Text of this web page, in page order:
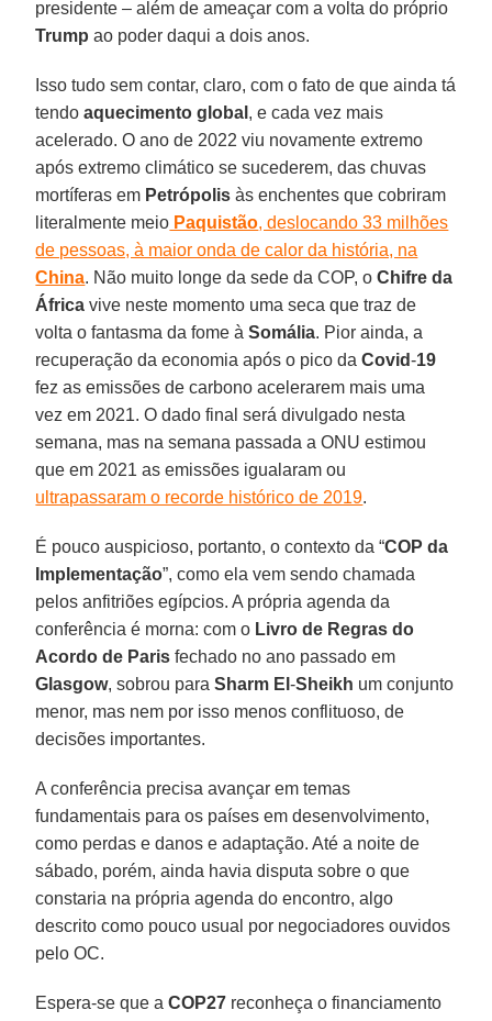
presidente – além de ameaçar com a volta do próprio
Trump ao poder daqui a dois anos.
Isso tudo sem contar, claro, com o fato de que ainda tá
tendo aquecimento global , e cada vez mais
acelerado. O ano de 2022 viu novamente extremo
após extremo climático se sucederem, das chuvas
mortíferas em Petrópolis às enchentes que cobriram
literalmente meio Paquistão, deslocando 33 milhões
de pessoas, à maior onda de calor da história, na
China. Não muito longe da sede da COP, oChifre da
África vive neste momento uma seca que traz de
volta o fantasma da fome à Somália. Pior ainda, a
recuperação da economia após o pico daCovid-19
fez as emissões de carbono acelerarem mais uma
vez em 2021. O dado final será divulgado nesta
semana, mas na semana passada a ONU estimou
que em 2021 as emissões igualaram ou
ultrapassaram o recorde histórico de 2019.
É pouco auspicioso, portanto, o contexto da “COP da
Implementação”, como ela vem sendo chamada
pelos anfitriões egípcios. A própria agenda da
conferência é morna: com o Livro de Regras do
Acordo de Paris fechado no ano passado em
Glasgow, sobrou paraSharm El-Sheikh um conjunto
menor, mas nem por isso menos conflituoso, de
decisões importantes.
A conferência precisa avançar em temas
fundamentais para os países em desenvolvimento,
como perdas e danos e adaptação. Até a noite de
sábado, porém, ainda havia disputa sobre o que
constaria na própria agenda do encontro, algo
descrito como pouco usual por negociadores ouvidos
pelo OC.
Espera-se que aCOP27 reconheça o financiamento